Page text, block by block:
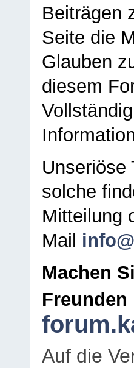
Beiträgen
Seite die
Glauben
diesem
Unseriöse
solche
Mitteilung
Mail
Machen
Freunden
Auf die